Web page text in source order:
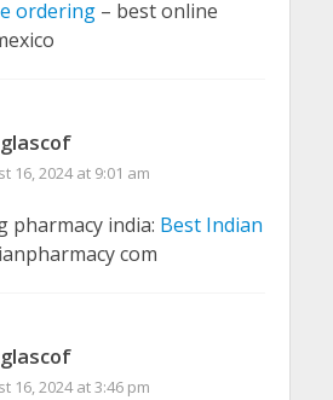
ordering– best online
16, 2024 at 9:01 am
pharmacy india: Best Indian
com
16, 2024 at 3:46 pm